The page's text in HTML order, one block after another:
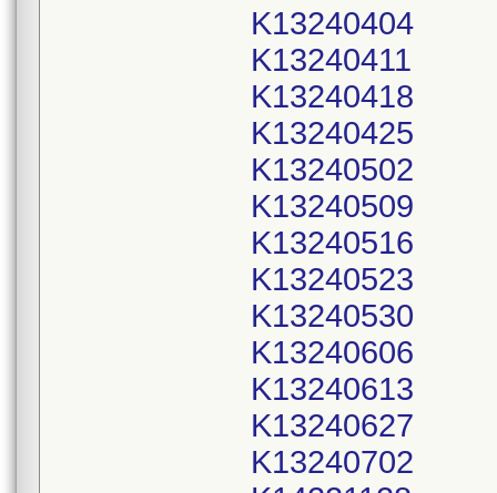
K13240404
K13240411
K13240418
K13240425
K13240502
K13240509
K13240516
K13240523
K13240530
K13240606
K13240613
K13240627
K13240702